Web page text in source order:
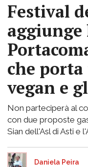
Festival
aggiunge
che
vegan e
Non parteciperà al
con due proposte
Sian dell'Asl di Asti e
Daniela Peira